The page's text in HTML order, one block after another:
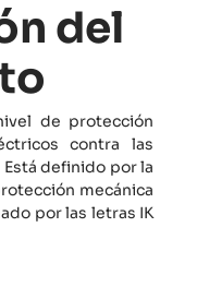
del
de protección
contra las
definido por la
mecánica
por las letras IK